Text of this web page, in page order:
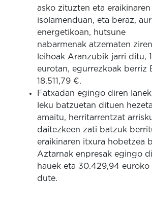
asko zituzten eta eraikinaren
isolamenduan, eta beraz,
energetikoan, hutsune
nabarmenak atzematen
leihoak Aranzubik jarri ditu,
eurotan, egurrezkoak berriz
18.511,79 €.
Fatxadan egingo diren
leku batzuetan dituen
amaitu, herritarrentzat
daitezkeen zati batzuk
eraikinaren itxura hobetzea
Aztarnak enpresak egingo
hauek eta 30.429,94 euroko
dute.